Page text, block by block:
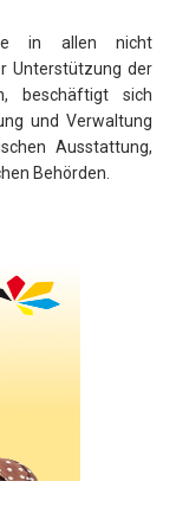
in allen nicht
Unterstützung der
beschäftigt sich
und Verwaltung
Ausstattung,
Behörden.